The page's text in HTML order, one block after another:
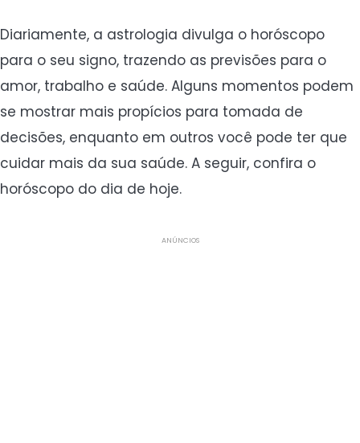
Diariamente, a astrologia divulga o horóscopo
para o seu signo, trazendo as previsões para o
amor, trabalho e saúde. Alguns momentos podem
se mostrar mais propícios para tomada de
decisões, enquanto em outros você pode ter que
cuidar mais da sua saúde. A seguir, confira o
horóscopo do dia de hoje.
ANÚNCIOS